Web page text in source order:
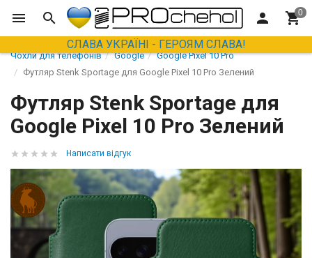
СЛАВА УКРАЇНІ - ГЕРОЯМ СЛАВА!
Чохли для телефонів Google
Google Pixel 10 Pro
Футляр Stenk Sportage для Google Pixel 10 Pro Зелений
Футляр Stenk Sportage для
Google Pixel 10 Pro Зелений
Написати відгук